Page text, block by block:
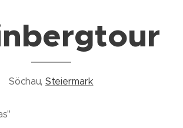
Söchau, Steiermark